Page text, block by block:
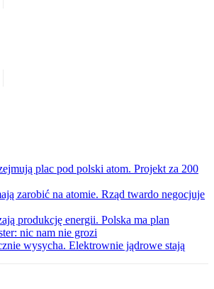
plac pod polski atom. Projekt za 200
zarobić na atomie. Rząd twardo negocjuje
produkcję energii. Polska ma plan
nic nam nie grozi
wysycha. Elektrownie jądrowe stają